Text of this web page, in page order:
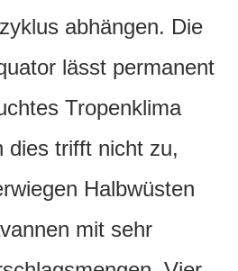
abhängen. Die
lässt permanent
Tropenklima
dies trifft nicht zu,
Halbwüsten
mit sehr